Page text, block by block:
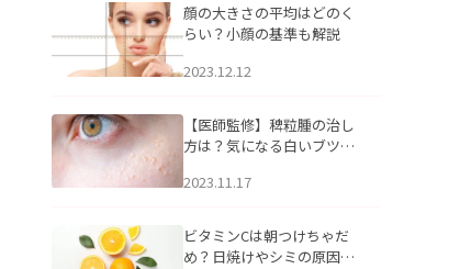
顔の大きさの平均はどのく
らい？小顔の基準も解説
2023.12.12
【医師監修】稗粒腫の治し
方は？気になる白いブツブ
アについて
2023.11.17
ビタミンCは朝つけちゃだ
め？日焼けやシミの原因に